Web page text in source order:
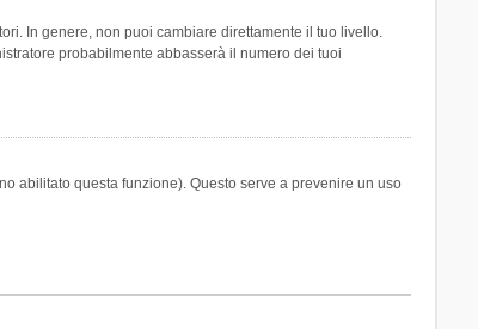
In genere, non puoi cambiare direttamente il tuo livello.
probabilmente abbasserà il numero dei tuoi
abilitato questa funzione). Questo serve a prevenire un uso